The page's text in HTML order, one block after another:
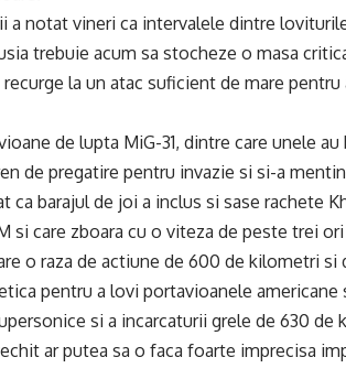
a notat vineri ca intervalele dintre
trebuie acum sa stocheze o masa
la un atac suficient de mare
de lupta MiG-31, dintre care unele
de pregatire pentru invazie si si-a
ca barajul de joi a inclus si sase rachete
si care zboara cu o viteza de peste trei
o raza de actiune de 600 de kilometri si
pentru a lovi portavioanele
si a incarcaturii grele de 630 de
ar putea sa o faca foarte imprecisa